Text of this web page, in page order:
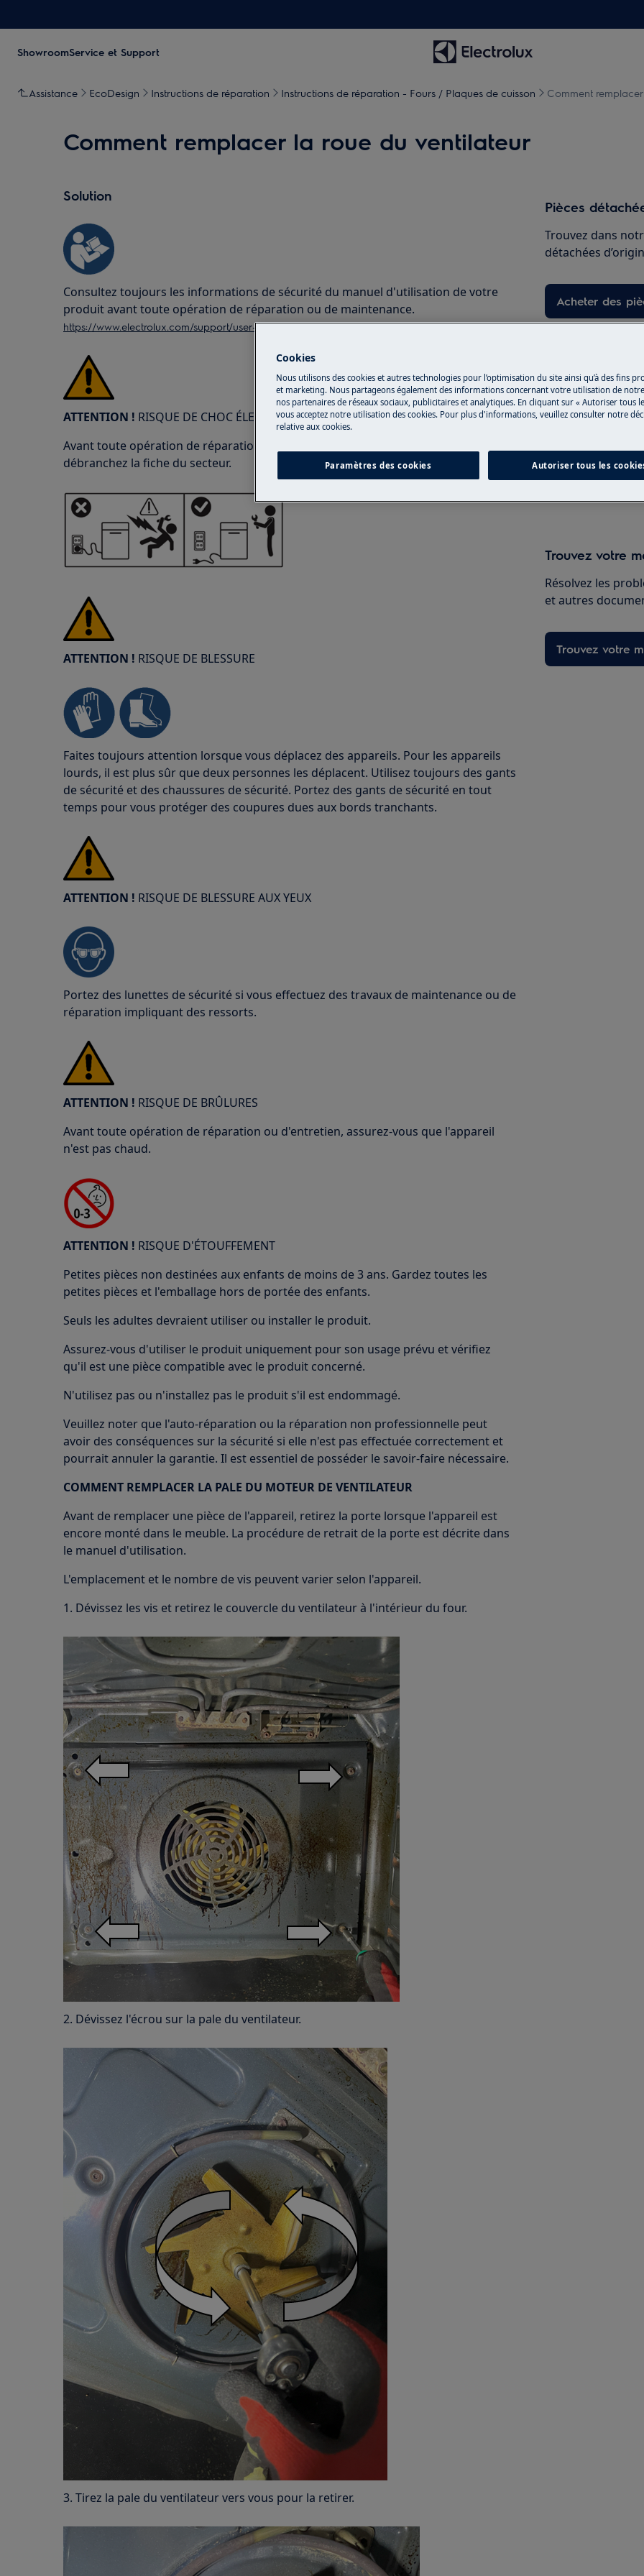
ShowroomService et Support
Assistance EcoDesign Instructions de réparation Instructions de réparation - Fours / Plaques de cuisson Comment
Comment remplacer la roue du ventilateur
Solution
Consultez toujours les informations de sécurité du manuel d'utilisation de votre
produit avant toute opération de réparation ou de maintenance.
https://www.electrolux.com/support/user-manuals/
ATTENTION ! RISQUE DE CHOC ÉLECTRIQUE
Avant toute opération de réparation ou d'entretien, désactivez l'appareil et
débranchez la fiche du secteur.
ATTENTION ! RISQUE DE BLESSURE
Faites toujours attention lorsque vous déplacez des appareils. Pour les appareils
lourds, il est plus sûr que deux personnes les déplacent. Utilisez toujours des gants
de sécurité et des chaussures de sécurité. Portez des gants de sécurité en tout
temps pour vous protéger des coupures dues aux bords tranchants.
ATTENTION ! RISQUE DE BLESSURE AUX YEUX
Portez des lunettes de sécurité si vous effectuez des travaux de maintenance ou de
réparation impliquant des ressorts.
ATTENTION ! RISQUE DE BRÛLURES
Avant toute opération de réparation ou d'entretien, assurez-vous que l'appareil
n'est pas chaud.
ATTENTION ! RISQUE D'ÉTOUFFEMENT
Petites pièces non destinées aux enfants de moins de 3 ans. Gardez toutes les
petites pièces et l'emballage hors de portée des enfants.
Seuls les adultes devraient utiliser ou installer le produit.
Assurez-vous d'utiliser le produit uniquement pour son usage prévu et vérifiez
qu'il est une pièce compatible avec le produit concerné.
N'utilisez pas ou n'installez pas le produit s'il est endommagé.
Veuillez noter que l'auto-réparation ou la réparation non professionnelle peut
avoir des conséquences sur la sécurité si elle n'est pas effectuée correctement et
pourrait annuler la garantie. Il est essentiel de posséder le savoir-faire nécessaire.
COMMENT REMPLACER LA PALE DU MOTEUR DE VENTILATEUR
Avant de remplacer une pièce de l'appareil, retirez la porte lorsque l'appareil est
encore monté dans le meuble. La procédure de retrait de la porte est décrite dans
le manuel d'utilisation.
L'emplacement et le nombre de vis peuvent varier selon l'appareil.
1. Dévissez les vis et retirez le couvercle du ventilateur à l'intérieur du four.
2. Dévissez l'écrou sur la pale du ventilateur.
3. Tirez la pale du ventilateur vers vous pour la retirer.
Pièces
Trouvez dans
détachées
Acheter des
Réparation par
Fixez un rendez-
qualifiés
qualités
Réserver une
Trouvez votre
Résolvez les
et autres
Trouvez votre
Cookies
Nous utilisons des cookies et autres technologies pour l’optimisation du site ainsi qu’à des fins
et marketing. Nous partageons également des informations concernant votre utilisation de
nos partenaires de réseaux sociaux, publicitaires et analytiques. En cliquant sur « Autoriser tous
vous acceptez notre utilisation des cookies. Pour plus d'informations, veuillez consulter notre
relative aux cookies.
Paramètres des cookies Autoriser tous les